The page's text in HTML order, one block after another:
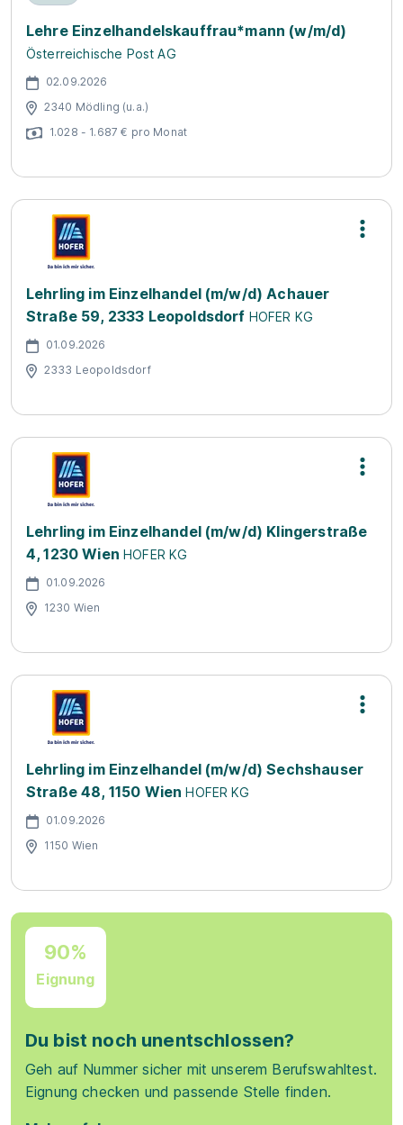
Lehre Einzelhandelskauffrau*mann (w/m/d)
Österreichische Post AG
02.09.2026
2340 Mödling (u.a.)
1.028 - 1.687 € pro Monat
Lehrling im Einzelhandel (m/w/d) Achauer
Straße 59, 2333 Leopoldsdorf HOFER KG
01.09.2026
2333 Leopoldsdorf
Lehrling im Einzelhandel (m/w/d) Klingerstraße
4, 1230 Wien HOFER KG
01.09.2026
1230 Wien
Lehrling im Einzelhandel (m/w/d) Sechshauser
Straße 48, 1150 Wien HOFER KG
01.09.2026
1150 Wien
90%
Eignung
Du bist noch unentschlossen?
Geh auf Nummer sicher mit unserem Berufswahltest.
Eignung checken und passende Stelle finden.